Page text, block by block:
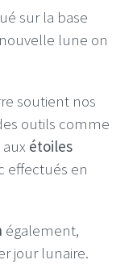
sur la base
lune on
soutient nos
outils comme
étoiles
effectués en
également,
jour lunaire.